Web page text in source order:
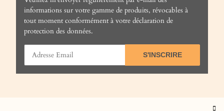
informations sur votre gamme de produits, révocables à
tout moment conformément à votre déclaration de
protection des données.
S'INSCRIRE